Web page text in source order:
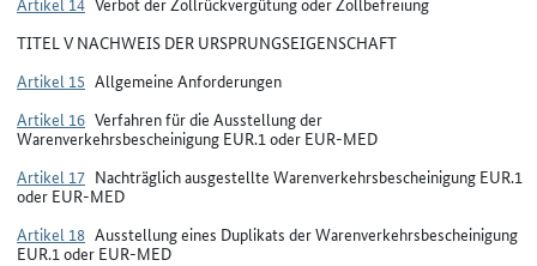
TITEL V NACHWEIS DER URSPRUNGSEIGENSCHAFT
Artikel 15 Allgemeine Anforderungen
Artikel 16 Verfahren für die Ausstellung der
Warenverkehrsbescheinigung EUR.1 oder EUR-MED
Artikel 17 Nachträglich ausgestellte Warenverkehrsbescheinigung EUR.1
oder EUR-MED
Artikel 18 Ausstellung eines Duplikats der Warenverkehrsbescheinigung
EUR.1 oder EUR-MED